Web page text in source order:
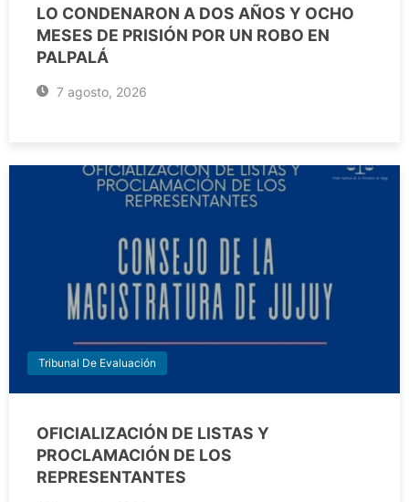
LO CONDENARON A DOS AÑOS Y OCHO
MESES DE PRISIÓN POR UN ROBO EN
PALPALÁ
7 agosto, 2026
Tribunal De Evaluación
OFICIALIZACIÓN DE LISTAS Y
PROCLAMACIÓN DE LOS
REPRESENTANTES